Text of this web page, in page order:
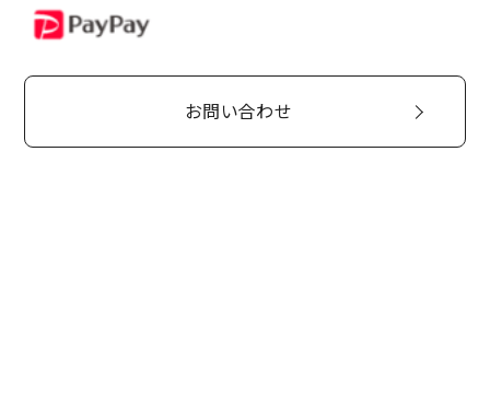
PayPay
お問い合わせ